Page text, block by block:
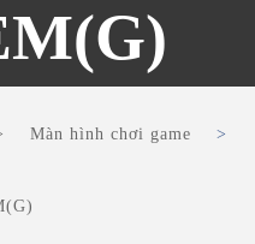
Màn hình chơi game